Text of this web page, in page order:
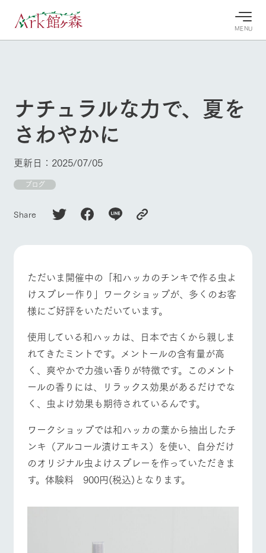
MENU
牧場へ行
く
営業時
間・料金
交通アク
セス
よくいた
だく質問
団体のお
客様へ
よく見られている情報
今日の牧
案内
ガーデンの開花
状況などを毎日
ント・フェアの
情報やスケジュ
フラワー
ガーデン
花のある美しい
自然環境の中、
季節の移り変わ
りを存分に味わ
う
動物とふ
れあう
触れて、感じ
て、学ぶ。館ヶ
森の雄大な自然
なかで動物とふ
れあう
アクティ
ツリーハウスや
各種体験教室な
ど、楽しみなが
ら学べる様々な
アクティビティ
レストラ
牧場の生産品を
知り尽くした料
理人が腕を振
い、ビュッフェ
スタイルで提供
ショップ
物
丹精込めて育て
た生産品をはじ
め、牧場産の逸
品を取り揃えた
牧場マップのダ
ウンロード
牧場内を巡る周
ホーム
Ark館ヶ森について
牧場に行く
ArkFarm Wedding
お知らせ
ブログ
お問い合わせ・資料請求
生産品カタログ・資料DL
English (Google Translate)
ネットショップ
牧場トップ 今日の牧場 牧場の楽しみ方
イベント/フェア レストラン/BBQ フラワーガーデン
動物とふれあう アクティビティ/体験 ショップ/お買い物
牧場マップを見る 周遊バス
営業時間・料金
ナチュラルな力で、夏を
さわやかに
更新日：2025/07/05
ブログ
Share
ただいま開催中の「和ハッカのチンキで作る虫よ
けスプレー作り」ワークショップが、多くのお客
様にご好評をいただいています。
使用している和ハッカは、日本で古くから親しま
れてきたミントです。メントールの含有量が高
く、爽やかで力強い香りが特徴です。このメント
ールの香りには、リラックス効果があるだけでな
く、虫よけ効果も期待されているんです。
ワークショップでは和ハッカの葉から抽出したチ
ンキ（アルコール漬けエキス）を使い、自分だけ
のオリジナル虫よけスプレーを作っていただきま
す。体験料 900円(税込)となります。